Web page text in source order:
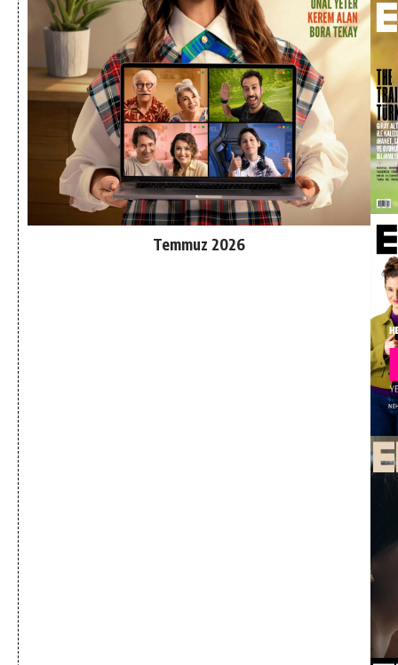
Temmuz 2026